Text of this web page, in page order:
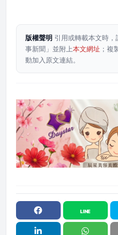
版權聲明 引用或轉載本文時
事新聞」並附上本文網址 ；複
動加入原文連結。